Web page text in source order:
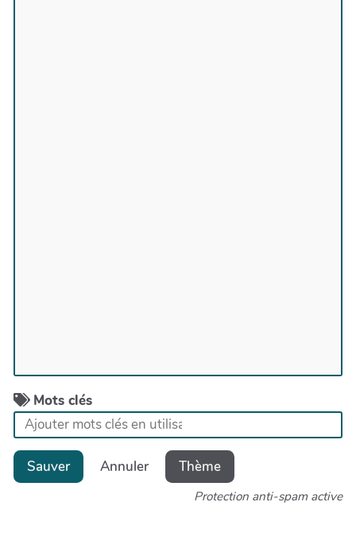
Mots clés
Sauver Annuler Thème
Protection anti-spam active